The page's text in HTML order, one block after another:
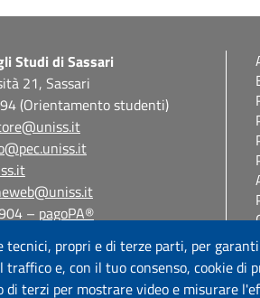
tecnici, propri e di terze parti, per
traffico e, con il tuo consenso, cookie di
terzi per mostrare video e misurare
Studi di Sassari
21, Sassari
(Orientamento studenti)
– pagoPA®